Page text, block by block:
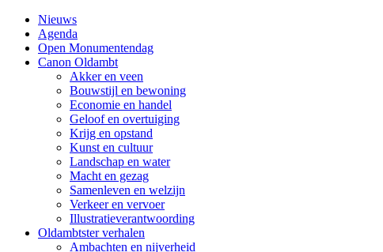
Nieuws
Agenda
Open Monumentendag
Canon Oldambt
Akker en veen
Bouwstijl en bewoning
Economie en handel
Geloof en overtuiging
Krijg en opstand
Kunst en cultuur
Landschap en water
Macht en gezag
Samenleven en welzijn
Verkeer en vervoer
Illustratieverantwoording
Oldambtster verhalen
Ambachten en nijverheid